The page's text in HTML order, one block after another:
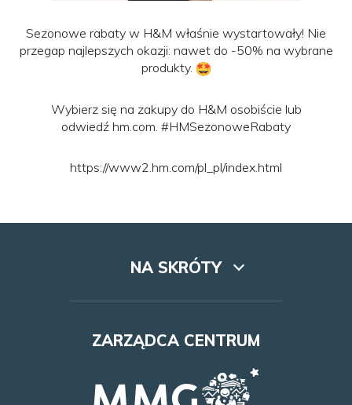
Sezonowe rabaty w H&M właśnie wystartowały! Nie
przegap najlepszych okazji: nawet do -50% na wybrane
produkty.
Wybierz się na zakupy do H&M osobiście lub
odwiedź hm.com. #HMSezonoweRabaty
https://www2.hm.com/pl_pl/index.html
NA SKRÓTY
Lookbook
Najem
ZARZĄDCA CENTRUM